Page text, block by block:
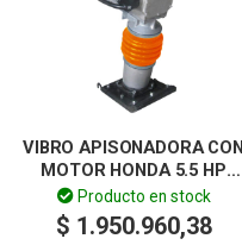
VIBRO APISONADORA CON
MOTOR HONDA 5.5 HP
LUSQTOFF
Producto en stock
$ 1.950.960,38